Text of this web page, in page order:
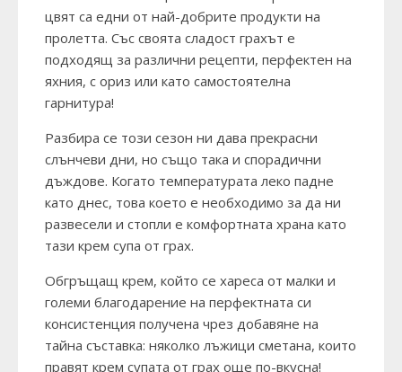
цвят са едни от най-добрите продукти на
пролетта. Със своята сладост грахът е
подходящ за различни рецепти, перфектен на
яхния, с ориз или като самостоятелна
гарнитура!
Разбира се този сезон ни дава прекрасни
слънчеви дни, но също така и спорадични
дъждове. Когато температурата леко падне
като днес, това което е необходимо за да ни
развесели и стопли е комфортната храна като
тази крем супа от грах.
Обгръщащ крем, който се хареса от малки и
големи благодарение на перфектната си
консистенция получена чрез добавяне на
тайна съставка: няколко лъжици сметана, които
правят крем супата от грах още по-вкусна!